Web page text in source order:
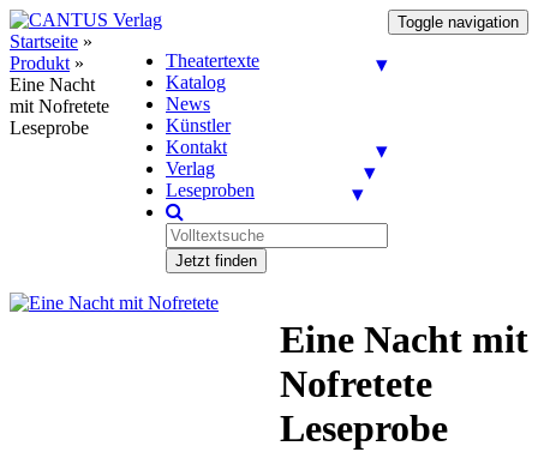
Toggle navigation
Theatertexte
Katalog
News
Künstler
Kontakt
Verlag
Leseproben
Jetzt finden
Startseite »
Produkt »
Eine Nacht
mit Nofretete
Leseprobe
Eine Nacht mit
Nofretete
Leseprobe